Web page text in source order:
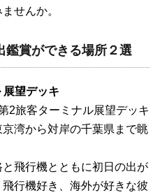
せんか。
鑑賞ができる場所２選
展望デッキ
2旅客ターミナル展望デッキ
湾から対岸の千葉県まで眺
飛行機とともに初日の出が
行機好き、海外が好きな彼